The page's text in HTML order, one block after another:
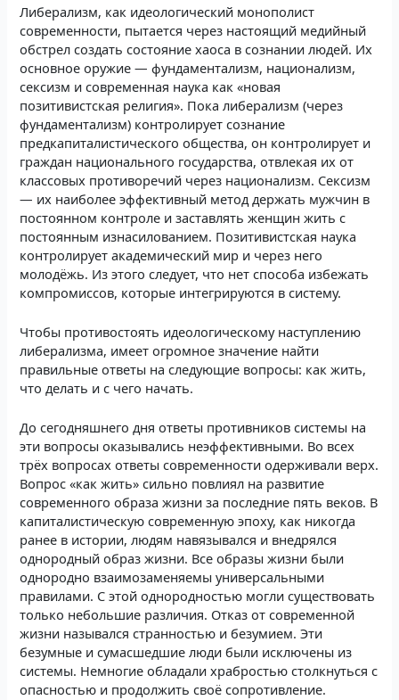
Либерализм, как идеологический монополист
современности, пытается через настоящий медийный
обстрел создать состояние хаоса в сознании людей. Их
основное оружие — фундаментализм, национализм,
сексизм и современная наука как «новая
позитивистская религия». Пока либерализм (через
фундаментализм) контролирует сознание
предкапиталистического общества, он контролирует и
граждан национального государства, отвлекая их от
классовых противоречий через национализм. Сексизм
— их наиболее эффективный метод держать мужчин в
постоянном контроле и заставлять женщин жить с
постоянным изнасилованием. Позитивистская наука
контролирует академический мир и через него
молодёжь. Из этого следует, что нет способа избежать
компромиссов, которые интегрируются в систему.
Чтобы противостоять идеологическому наступлению
либерализма, имеет огромное значение найти
правильные ответы на следующие вопросы: как жить,
что делать и с чего начать.
До сегодняшнего дня ответы противников системы на
эти вопросы оказывались неэффективными. Во всех
трёх вопросах ответы современности одерживали верх.
Вопрос «как жить» сильно повлиял на развитие
современного образа жизни за последние пять веков. В
капиталистическую современную эпоху, как никогда
ранее в истории, людям навязывался и внедрялся
однородный образ жизни. Все образы жизни были
однородно взаимозаменяемы универсальными
правилами. С этой однородностью могли существовать
только небольшие различия. Отказ от современной
жизни назывался странностью и безумием. Эти
безумные и сумасшедшие люди были исключены из
системы. Немногие обладали храбростью столкнуться с
опасностью и продолжить своё сопротивление.